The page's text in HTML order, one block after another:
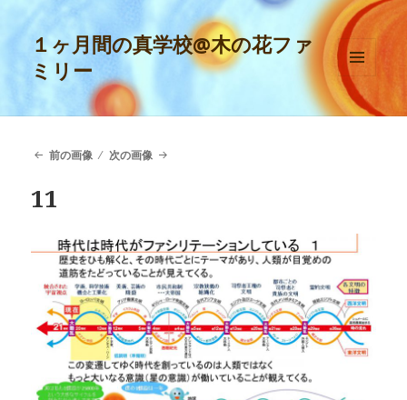
１ヶ月間の真学校@木の花ファ
ミリー
メニュ
ーとウ
ィジェ
前の画像
次の画像
11